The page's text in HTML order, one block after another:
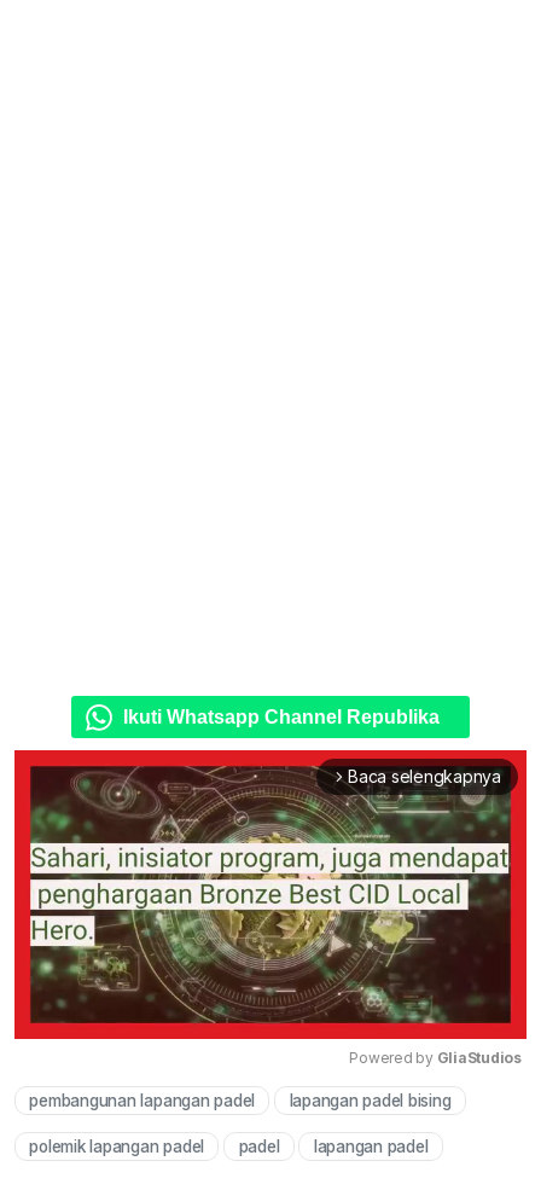
Ikuti Whatsapp Channel Republika
arrow_forward_ios Baca selengkapnya
Mute
Powered by GliaStudios
pembangunan lapangan padel lapangan padel bising
polemik lapangan padel padel lapangan padel